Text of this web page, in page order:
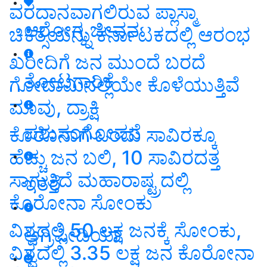
ಆರೋಗ್ಯ ಜೀವನ
ತೋಟಗಾರಿಕೆ
ಪಶುಸಂಗೋಪನೆ
ಇತರೆ
ಅಗ್ರಿಪೀಡಿಯಾ
ವರದಾನವಾಗಲಿರುವ ಪ್ಲಾಸ್ಮಾ
ಚಿಕಿತ್ಸೆಯನ್ನು ಕರ್ನಾಟಕದಲ್ಲಿ ಆರಂಭ
ಖರೀದಿಗೆ ಜನ ಮುಂದೆ ಬರದೆ
ಗೋದಾಮಿನಲ್ಲಿಯೇ ಕೊಳೆಯುತ್ತಿವೆ
ಮಾವು, ದ್ರಾಕ್ಷಿ
ಕೊರೊನಾಗೆ ಒಂದು ಸಾವಿರಕ್ಕೂ
ಹೆಚ್ಚು ಜನ ಬಲಿ, 10 ಸಾವಿರದತ್ತ
ಸಾಗುತ್ತಿದೆ ಮಹಾರಾಷ್ಟ್ರದಲ್ಲಿ
ಕೊರೋನಾ ಸೋಂಕು
ವಿಶ್ವದಲ್ಲಿ 50 ಲಕ್ಷ ಜನಕ್ಕೆ ಸೋಂಕು,
ವಿಶ್ವದಲ್ಲಿ 3.35 ಲಕ್ಷ ಜನ ಕೊರೋನಾ